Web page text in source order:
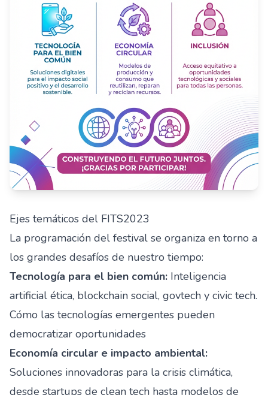
Ejes temáticos del FITS2023
La programación del festival se organiza en torno a
los grandes desafíos de nuestro tiempo:
Tecnología para el bien común: Inteligencia
artificial ética, blockchain social, govtech y civic tech.
Cómo las tecnologías emergentes pueden
democratizar oportunidades
Economía circular e impacto ambiental:
Soluciones innovadoras para la crisis climática,
desde startups de clean tech hasta modelos de